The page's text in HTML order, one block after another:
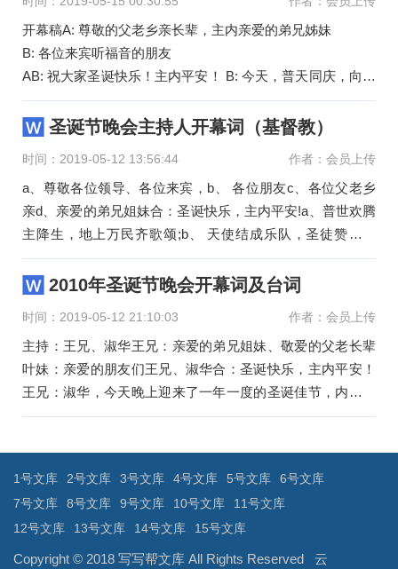
开幕稿A: 尊敬的父老乡亲长辈，主内亲爱的弟兄姊妹
B: 各位来宾听福音的朋友
AB: 祝大家圣诞快乐！主内平安！ B: 今天，普天同庆，向他
讴歌赞美
A: 今天，举世欢腾，向他放声歌唱
圣诞节晚会主持人开幕词（基督教）
时间：2019-05-12 13:56:44 作者：会员上传
a、尊敬各位领导、各位来宾，b、 各位朋友c、各位父老乡
亲d、亲爱的弟兄姐妹合：圣诞快乐，主内平安!a、普世欢腾
主降生，地上万民齐歌颂;b、 天使结成乐队，圣徒赞美同
声，c、世上多少
2010年圣诞节晚会开幕词及台词
时间：2019-05-12 21:10:03 作者：会员上传
主持：王兄、淑华王兄：亲爱的弟兄姐妹、敬爱的父老长辈
叶妹：亲爱的朋友们王兄、淑华合：圣诞快乐，主内平安！
王兄：淑华，今天晚上迎来了一年一度的圣诞佳节，内心无
比的喜悦。淑华：是啊！普世
章
航
1号文库 2号文库 3号文库 4号文库 5号文库
6号文库
7号文库
8号文库 9号文库 10号文库
11号文库
12号文库
13号文库 14号文库 15号文库
Copyright © 2018 写写帮文库 All Rights Reserved 云